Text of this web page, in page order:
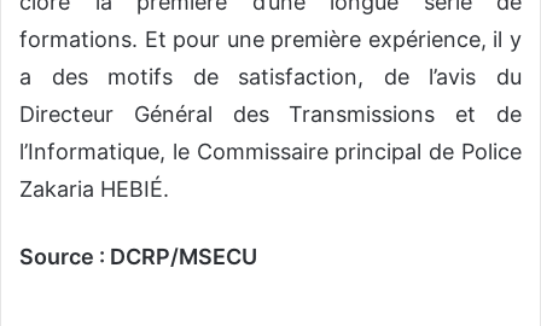
formations. Et pour une première expérience, il y
a des motifs de satisfaction, de l’avis du
Directeur Général des Transmissions et de
l’Informatique, le Commissaire principal de Police
Zakaria HEBIÉ.
Source : DCRP/MSECU